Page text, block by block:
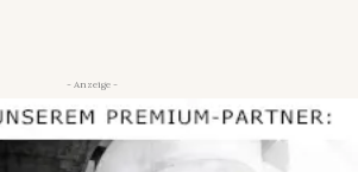
- Anzeige -